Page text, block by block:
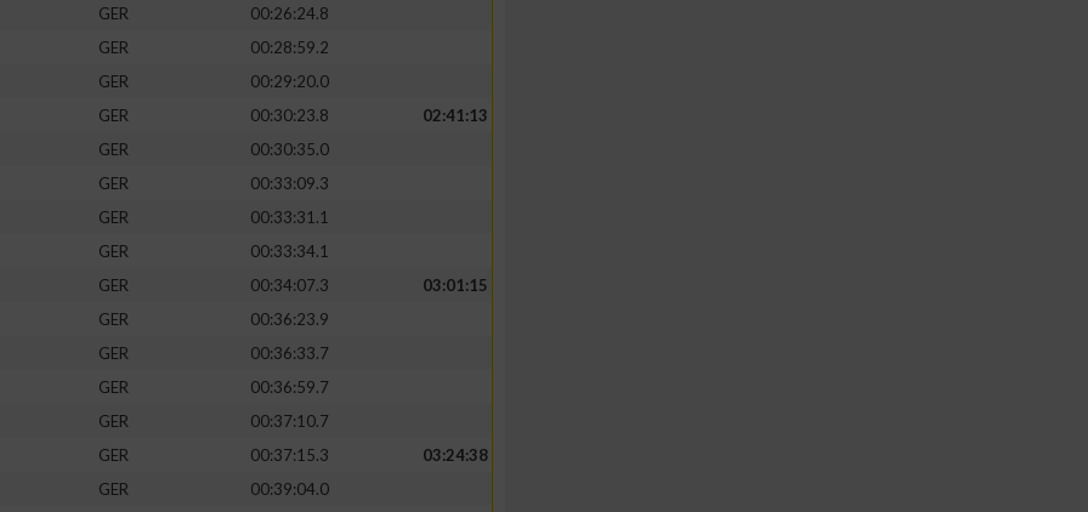
GER
00:26:24.8
GER
00:28:59.2
GER
00:29:20.0
GER 00:30:23.8
02:41:13
GER
00:30:35.0
GER
00:33:09.3
GER
00:33:31.1
GER
00:33:34.1
GER 00:34:07.3
03:01:15
GER
00:36:23.9
GER
00:36:33.7
GER
00:36:59.7
GER
00:37:10.7
GER 00:37:15.3
03:24:38
GER
00:39:04.0